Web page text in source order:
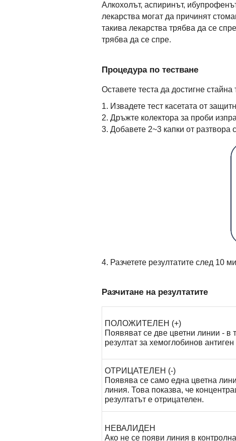
Алкохолът, аспиринът,
лекарства могат да причинят
такива лекарства трябва да се
трябва да се спре.
Процедура по тестване
Оставете теста да достигне
1. Извадете тест касетата от
2. Дръжте колектора за проби
3. Добавете 2~3 капки от разтвора
4. Разчетете резултатите след 10
Разчитане на резултатите
ПОЛОЖИТЕЛЕН (+)
Появяват се две цветни линии - в
резултат за хемоглобинов
ОТРИЦАТЕЛЕН (-)
Появява се само една цветна
линия. Това показва, че
резултатът е отрицателен.
НЕВАЛИДЕН
Ако не се появи линия в